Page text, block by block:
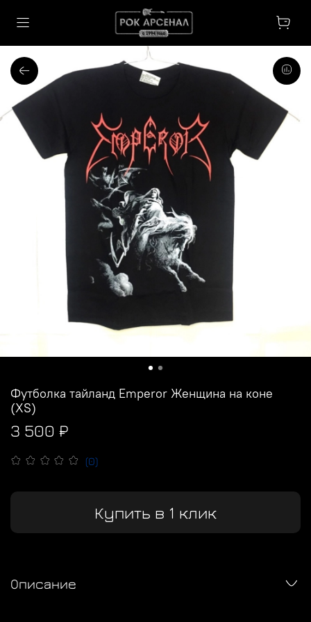
(0)
Футболка тайланд Emperor Женщина на коне
(XS)
3 500 ₽
Купить в 1 клик
Описание